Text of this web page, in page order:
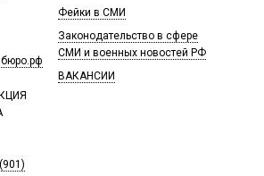
Фейки в СМИ
Законодательство в сфере
СМИ и военных новостей РФ
ВАКАНСИИ